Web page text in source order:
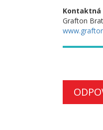
Kontaktná
Grafton